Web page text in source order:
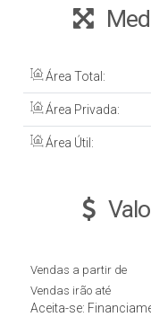
Área Total:
Área Privada:
Área Útil:
Vendas a partir de
Vendas irão até
Aceita-se: